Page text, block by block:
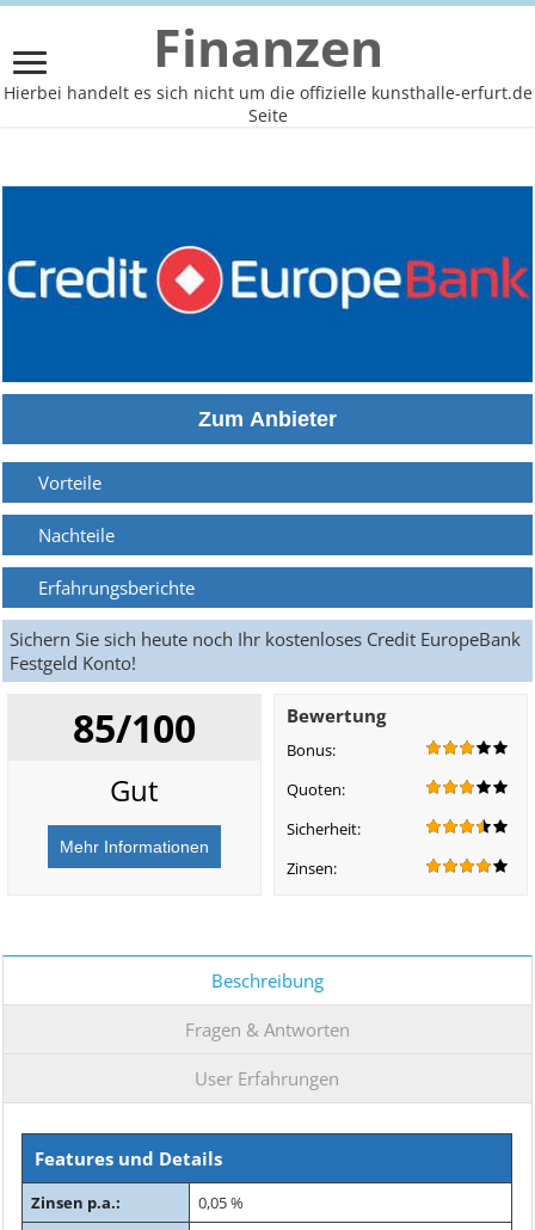
Finanzen
Hierbei handelt es sich nicht um die offizielle kunsthalle-erfurt.de
Seite
Vorteile
Nachteile
Erfahrungsberichte
Sichern Sie sich heute noch Ihr kostenloses Credit EuropeBank
Festgeld Konto!
85/100
Gut
Bewertung
Bonus:
Quoten:
Sicherheit:
Zinsen:
Beschreibung
Fragen & Antworten
User Erfahrungen
Features und Details
Zinsen p.a.:
0,05 %